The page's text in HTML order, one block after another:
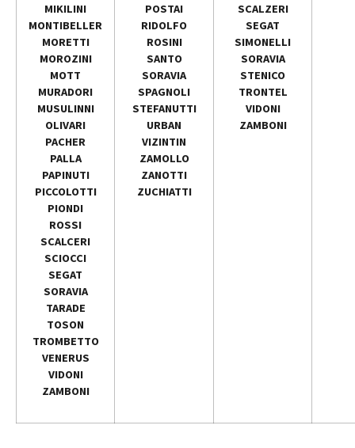
MIKILINI
MONTIBELLER
MORETTI
MOROZINI
MOTT
MURADORI
MUSULINNI
OLIVARI
PACHER
PALLA
PAPINUTI
PICCOLOTTI
PIONDI
ROSSI
SCALCERI
SCIOCCI
SEGAT
SORAVIA
TARADE
TOSON
TROMBETTO
VENERUS
VIDONI
ZAMBONI
POSTAI
RIDOLFO
ROSINI
SANTO
SORAVIA
SPAGNOLI
STEFANUTTI
URBAN
VIZINTIN
ZAMOLLO
ZANOTTI
ZUCHIATTI
SCALZERI
SEGAT
SIMONELLI
SORAVIA
STENICO
TRONTEL
VIDONI
ZAMBONI